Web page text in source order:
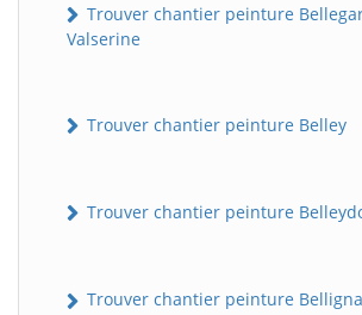
Trouver chantier peinture
Valserine
Trouver chantier peinture Belley
Trouver chantier peinture
Trouver chantier peinture